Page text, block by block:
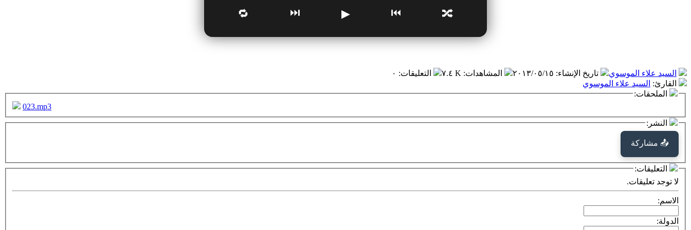
🔀
⏮
▶
⏭
🔁
السيد علاء الموسوي تاريخ الإنشاء: ٢٠١٣/٠٥/١٥ المشاهدات: ٧.٤ K التعليقات: ٠
القارئ: السيد علاء الموسوي
الملحقات:
023.mp3
النشر:
📤 مشاركة
التعليقات:
لا توجد تعليقات.
الاسم:
الدولة: